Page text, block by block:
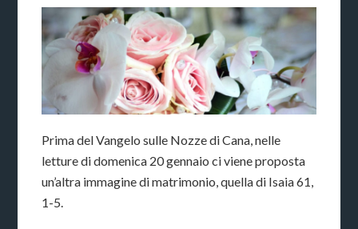
Prima del Vangelo sulle Nozze di Cana, nelle
letture di domenica 20 gennaio ci viene proposta
un’altra immagine di matrimonio, quella di Isaia 61,
1-5.